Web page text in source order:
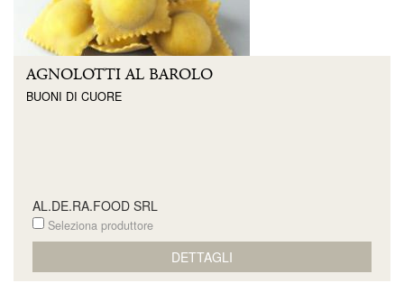
AGNOLOTTI AL BAROLO
BUONI DI CUORE
AL.DE.RA.FOOD SRL
Seleziona produttore
DETTAGLI